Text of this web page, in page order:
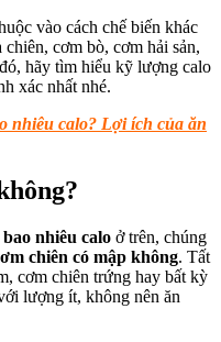
vào cách chế biến khác
cơm bò, cơm hải sản,
hãy tìm hiểu kỹ lượng calo
xác nhất nhé.
nhiêu calo? Lợi ích của ăn
nhiêu calo ở trên, chúng
chiên có mập không. Tất
cơm chiên trứng hay bất kỳ
lượng ít, không nên ăn